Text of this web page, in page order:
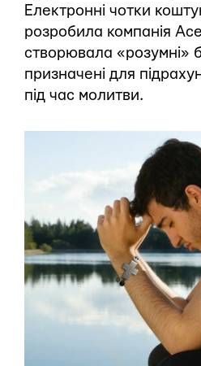
Електронні чотки
розробила компанія
створювала «розумні»
призначені для
під час молитви.